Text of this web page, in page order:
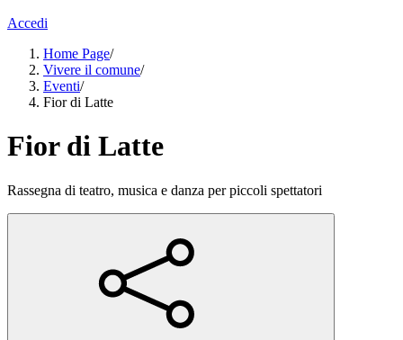
Accedi
Home Page/
Vivere il comune/
Eventi/
Fior di Latte
Fior di Latte
Rassegna di teatro, musica e danza per piccoli spettatori